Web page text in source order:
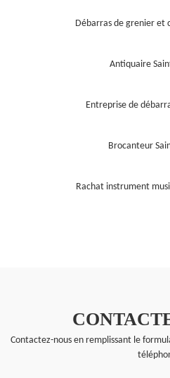
Débarras de grenier et
Antiquaire
Entreprise de
Brocanteur
Rachat instrument
Contactez-nous en remplissant le